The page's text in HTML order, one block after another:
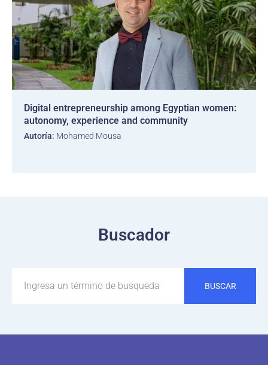
Digital entrepreneurship among Egyptian women:
autonomy, experience and community
Autoría: Mohamed Mousa
Buscador
BUSCAR